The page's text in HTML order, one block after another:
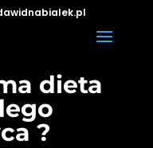
dieta
?